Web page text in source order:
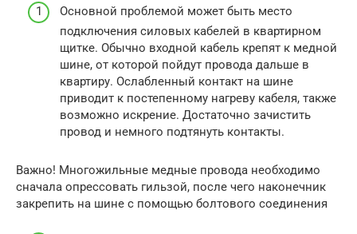
Основной проблемой может быть место
подключения силовых кабелей в квартирном
щитке. Обычно входной кабель крепят к медной
шине, от которой пойдут провода дальше в
квартиру. Ослабленный контакт на шине
приводит к постепенному нагреву кабеля, также
возможно искрение. Достаточно зачистить
провод и немного подтянуть контакты.
Важно! Многожильные медные провода необходимо
сначала опрессовать гильзой, после чего наконечник
закрепить на шине с помощью болтового соединения